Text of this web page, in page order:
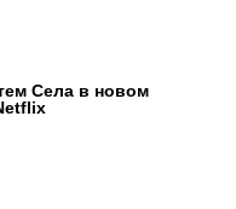
Села в новом